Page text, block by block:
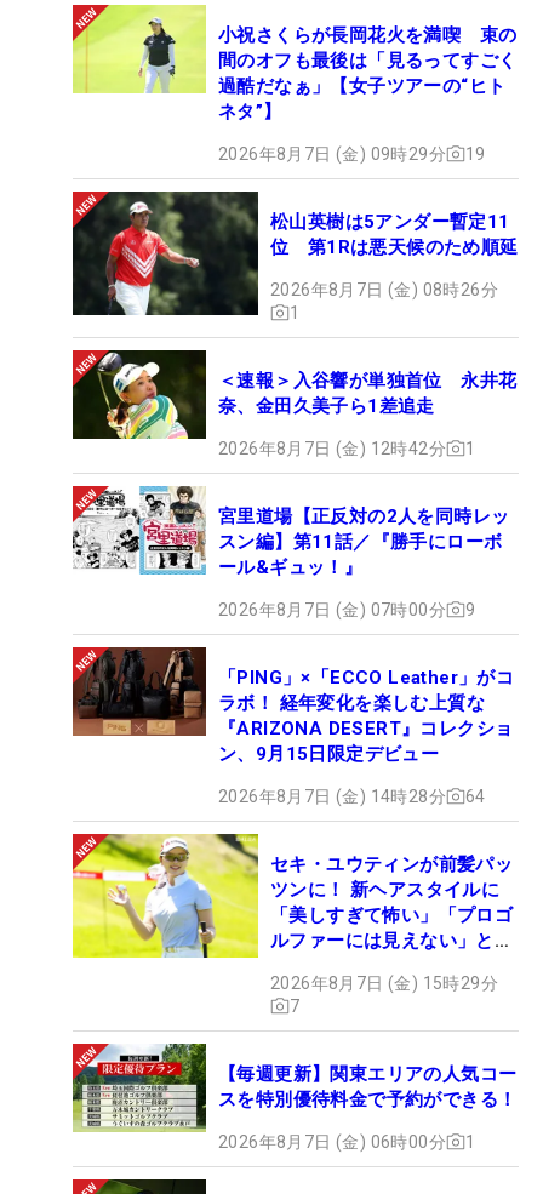
小祝さくらが長岡花火を満喫 束の
間のオフも最後は「見るってすごく
過酷だなぁ」【女子ツアーの“ヒト
ネタ”】
2026年8月7日 (金) 09時29分 19
松山英樹は5アンダー暫定11
位 第1Rは悪天候のため順延
2026年8月7日 (金) 08時26分
1
＜速報＞入谷響が単独首位 永井花
奈、金田久美子ら1差追走
2026年8月7日 (金) 12時42分 1
宮里道場【正反対の2人を同時レッ
スン編】第11話／『勝手にローボ
ール&ギュッ！』
2026年8月7日 (金) 07時00分 9
「PING」×「ECCO Leather」がコ
ラボ！ 経年変化を楽しむ上質な
『ARIZONA DESERT』コレクショ
ン、9月15日限定デビュー
2026年8月7日 (金) 14時28分 64
セキ・ユウティンが前髪パッ
ツンに！ 新ヘアスタイルに
「美しすぎて怖い」「プロゴ
ルファーには見えない」とコ
2026年8月7日 (金) 15時29分
7
【毎週更新】関東エリアの人気コー
スを特別優待料金で予約ができる！
2026年8月7日 (金) 06時00分 1